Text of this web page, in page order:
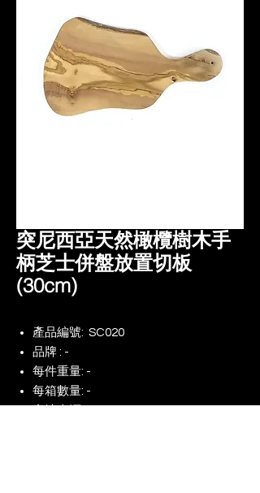
突尼西亞天然橄欖樹木手
柄芝士併盤放置切板
(30cm)
產品編號: SC020
品牌 : -
每件重量: -
每箱數量: -